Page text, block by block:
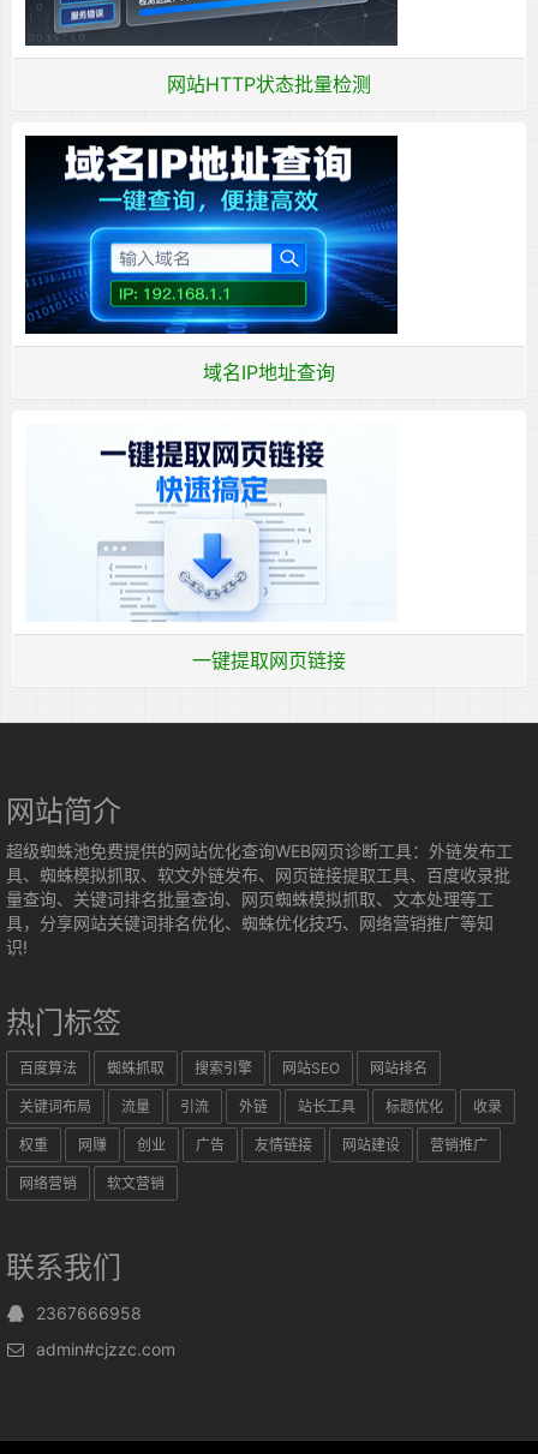
网站HTTP状态批量检测
域名IP地址查询
一键提取网页链接
网站简介
超级蜘蛛池免费提供的网站优化查询WEB网页诊断工具：外链发布工
具、蜘蛛模拟抓取、软文外链发布、网页链接提取工具、百度收录批
量查询、关键词排名批量查询、网页蜘蛛模拟抓取、文本处理等工
具，分享网站关键词排名优化、蜘蛛优化技巧、网络营销推广等知
识!
热门标签
百度算法 蜘蛛抓取 搜索引擎 网站SEO 网站排名
关键词布局 流量 引流 外链 站长工具 标题优化 收录
权重 网赚 创业 广告 友情链接 网站建设 营销推广
网络营销 软文营销
联系我们
2367666958
admin#cjzzc.com